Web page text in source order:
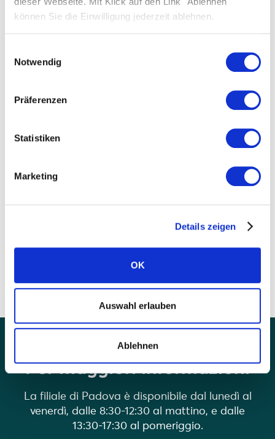
können Sie die Einwilligung jederzeit ablehnen.
Notwendig
Präferenzen
Statistiken
Marketing
Details zeigen
OK
Auswahl erlauben
Ablehnen
SOLARWATT Battery flex
pochi semplici passaggi.
Attiva ora
Per maggiori informazioni
La filiale di Padova è disponibile dal lunedì al
venerdì, dalle 8:30-12:30 al mattino, e dalle
13:30-17:30 al pomeriggio.